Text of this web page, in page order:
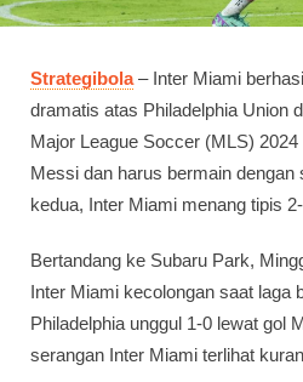
Strategibola– Inter Miami
dramatis atas Philadelphia Union
Major League Soccer (MLS) 2024
Messi dan harus bermain dengan
kedua, Inter Miami menang tipis
Bertandang ke Subaru Park,
Inter Miami kecolongan saat laga
Philadelphia unggul 1-0 lewat gol
serangan Inter Miami terlihat